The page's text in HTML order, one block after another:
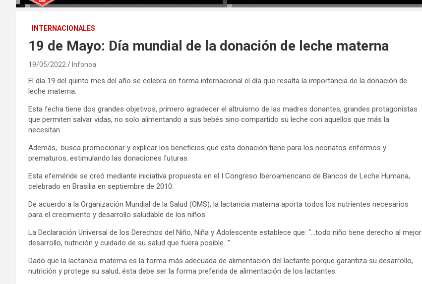
INTERNACIONALES
19 de Mayo: Día mundial de la donación de leche materna
19/05/2022 Infonoa
El día 19 del quinto mes del año se celebra en forma internacional el día que resalta la importancia de la donación de
leche materna.
Esta fecha tiene dos grandes objetivos, primero agradecer el altruismo de las madres donantes, grandes protagonistas
que permiten salvar vidas, no solo alimentando a sus bebés sino compartido su leche con aquellos que más la
necesitan.
Además, busca promocionar y explicar los beneficios que esta donación tiene para los neonatos enfermos y
prematuros, estimulando las donaciones futuras.
Esta efeméride se creó mediante iniciativa propuesta en el I Congreso Iberoamericano de Bancos de Leche Humana,
celebrado en Brasilia en septiembre de 2010.
De acuerdo a la Organización Mundial de la Salud (OMS), la lactancia materna aporta todos los nutrientes necesarios
para el crecimiento y desarrollo saludable de los niños.
La Declaración Universal de los Derechos del Niño, Niña y Adolescente establece que: “…todo niño tiene derecho al mejor
desarrollo, nutrición y cuidado de su salud que fuera posible…”.
Dado que la lactancia materna es la forma más adecuada de alimentación del lactante porque garantiza su desarrollo,
nutrición y protege su salud, ésta debe ser la forma preferida de alimentación de los lactantes.